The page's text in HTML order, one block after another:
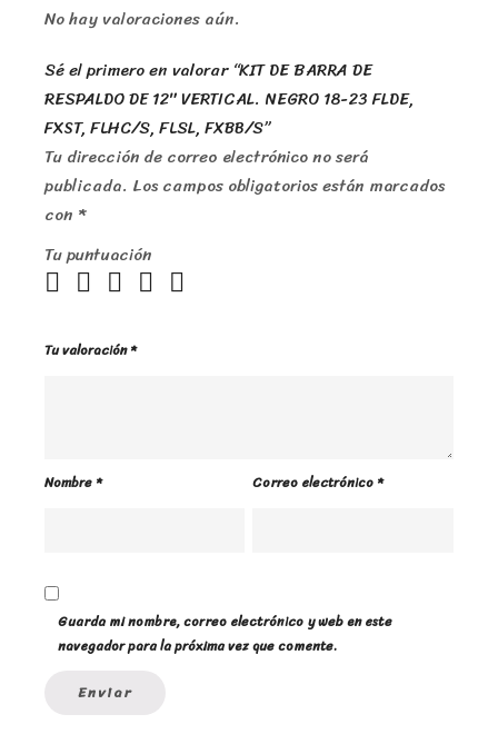
No hay valoraciones aún.
Sé el primero en valorar “KIT DE BARRA DE
RESPALDO DE 12″ VERTICAL. NEGRO 18-23 FLDE,
FXST, FLHC/S, FLSL, FXBB/S”
Tu dirección de correo electrónico no será
publicada. Los campos obligatorios están marcados
con *
Tu puntuación
Tu valoración*
Nombre* Correo electrónico*
Guarda mi nombre, correo electrónico y web en este
navegador para la próxima vez que comente.